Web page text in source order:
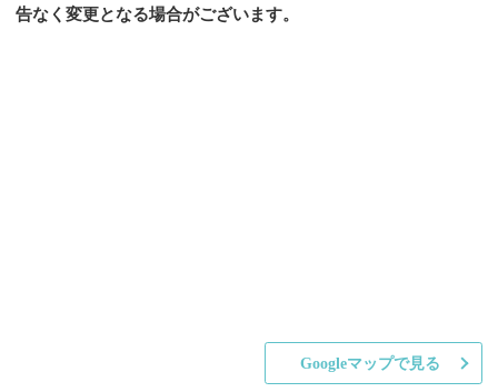
告なく変更となる場合がございます。
Googleマップで見る